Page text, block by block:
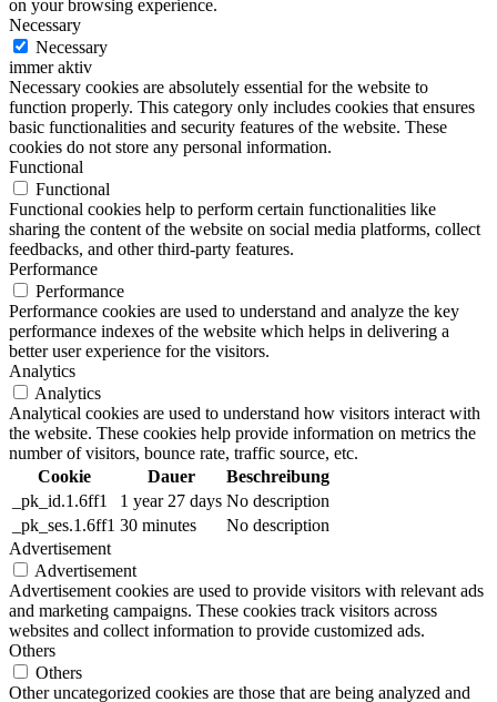
on your browsing experience.
Necessary
Necessary
immer aktiv
Necessary cookies are absolutely essential for the website to
function properly. This category only includes cookies that ensures
basic functionalities and security features of the website. These
cookies do not store any personal information.
Functional
Functional
Functional cookies help to perform certain functionalities like
sharing the content of the website on social media platforms, collect
feedbacks, and other third-party features.
Performance
Performance
Performance cookies are used to understand and analyze the key
performance indexes of the website which helps in delivering a
better user experience for the visitors.
Analytics
Analytics
Analytical cookies are used to understand how visitors interact with
the website. These cookies help provide information on metrics the
number of visitors, bounce rate, traffic source, etc.
Cookie
Dauer
Beschreibung
_pk_id.1.6ff1
1 year 27 days No description
_pk_ses.1.6ff1 30 minutes
No description
Advertisement
Advertisement
Advertisement cookies are used to provide visitors with relevant ads
and marketing campaigns. These cookies track visitors across
websites and collect information to provide customized ads.
Others
Others
Other uncategorized cookies are those that are being analyzed and